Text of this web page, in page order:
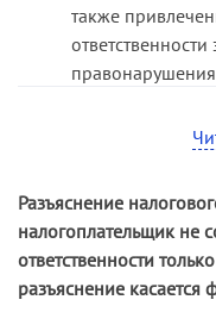
ФАС СЗО указал,
привлечение к
совершение
налогового
Обосновывая
внимание на то,
имущество оно
также
уплату)
без изменения
инстанции,
заявленного
Разъяснение
налогоплательщик не
ответственности
разъяснение касается